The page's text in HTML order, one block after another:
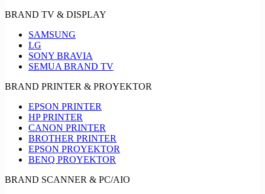
BRAND TV & DISPLAY
SAMSUNG
LG
SONY BRAVIA
SEMUA BRAND TV
BRAND PRINTER & PROYEKTOR
EPSON PRINTER
HP PRINTER
CANON PRINTER
BROTHER PRINTER
EPSON PROYEKTOR
BENQ PROYEKTOR
BRAND SCANNER & PC/AIO